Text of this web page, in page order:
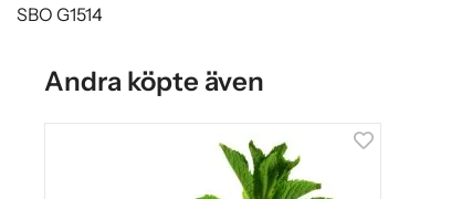
SBO G1514
Andra köpte även